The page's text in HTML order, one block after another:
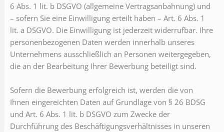
6 Abs. 1 lit. b DSGVO (allgemeine Vertragsanbahnung) und
– sofern Sie eine Einwilligung erteilt haben – Art. 6 Abs. 1
lit. a DSGVO. Die Einwilligung ist jederzeit widerrufbar. Ihre
personenbezogenen Daten werden innerhalb unseres
Unternehmens ausschließlich an Personen weitergegeben,
die an der Bearbeitung Ihrer Bewerbung beteiligt sind.
Sofern die Bewerbung erfolgreich ist, werden die von
Ihnen eingereichten Daten auf Grundlage von § 26 BDSG
und Art. 6 Abs. 1 lit. b DSGVO zum Zwecke der
Durchführung des Beschäftigungsverhältnisses in unseren